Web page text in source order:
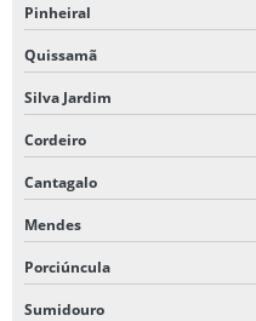
Pinheiral
Quissamã
Silva Jardim
Cordeiro
Cantagalo
Mendes
Porciúncula
Sumidouro